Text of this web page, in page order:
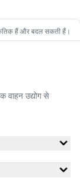
हैं और बदल सकती हैं।
वाहन उद्योग से